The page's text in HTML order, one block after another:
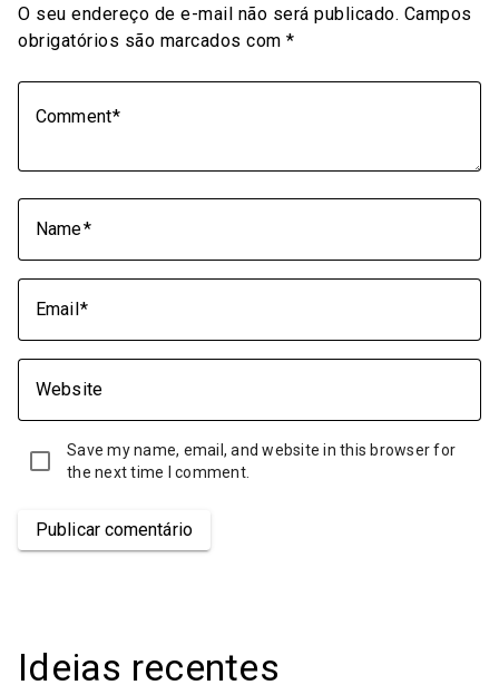
O seu endereço de e-mail não será publicado. Campos
obrigatórios são marcados com *
Comment
Name
Email
Website
Save my name, email, and website in this browser for
the next time I comment.
Publicar comentário
Ideias recentes